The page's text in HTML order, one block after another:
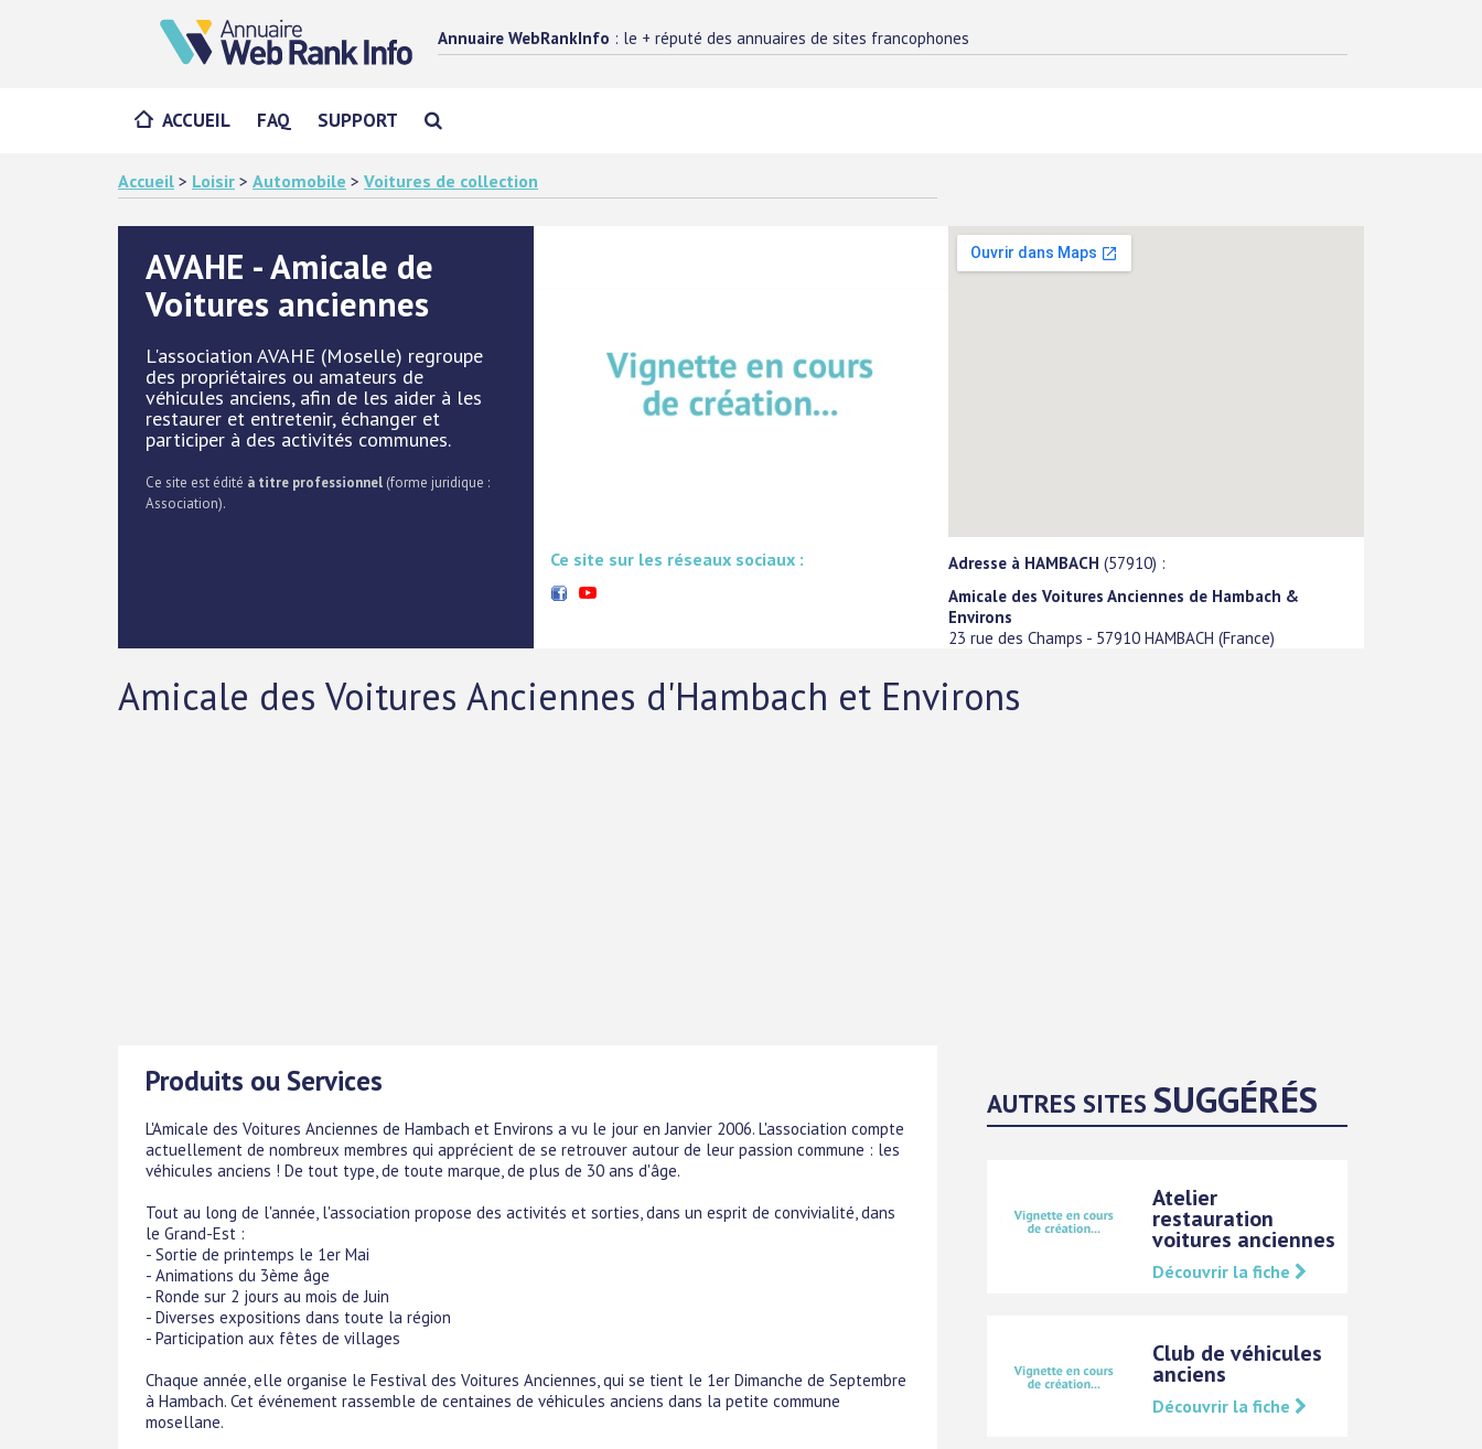
Annuaire WebRankInfo : le + réputé des annuaires de sites francophones
ACCUEIL FAQ SUPPORT
Accueil > Loisir > Automobile > Voitures de collection
AVAHE - Amicale de
Voitures anciennes
L'association AVAHE (Moselle) regroupe
des propriétaires ou amateurs de
véhicules anciens, afin de les aider à les
restaurer et entretenir, échanger et
participer à des activités communes.
Ce site est édité à titre professionnel (forme juridique :
Association).
Ce site sur les réseaux sociaux : Adresse à HAMBACH (57910) :
Amicale des Voitures Anciennes de Hambach &
Environs
23 rue des Champs - 57910 HAMBACH (France)
Amicale des Voitures Anciennes d'Hambach et Environs
Produits ou Services
L'Amicale des Voitures Anciennes de Hambach et Environs a vu le jour en Janvier 2006. L'association compte
actuellement de nombreux membres qui apprécient de se retrouver autour de leur passion commune : les
véhicules anciens ! De tout type, de toute marque, de plus de 30 ans d'âge.
Tout au long de l'année, l'association propose des activités et sorties, dans un esprit de convivialité, dans
le Grand-Est :
- Sortie de printemps le 1er Mai
- Animations du 3ème âge
- Ronde sur 2 jours au mois de Juin
- Diverses expositions dans toute la région
- Participation aux fêtes de villages
Chaque année, elle organise le Festival des Voitures Anciennes, qui se tient le 1er Dimanche de Septembre
à Hambach. Cet événement rassemble de centaines de véhicules anciens dans la petite commune
mosellane.
AUTRES SITESSUGGÉRÉS
Atelier
restauration
voitures anciennes
Découvrir la fiche
Club de véhicules
anciens
Découvrir la fiche